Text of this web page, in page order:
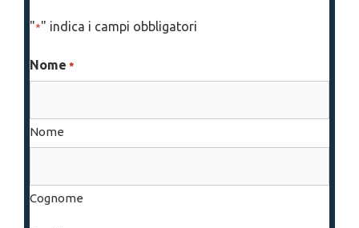
"*" indica i campi obbligatori
Nome *
Nome
Cognome